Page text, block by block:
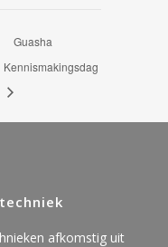
Guasha
Kennismakingsdag
afkomstig uit